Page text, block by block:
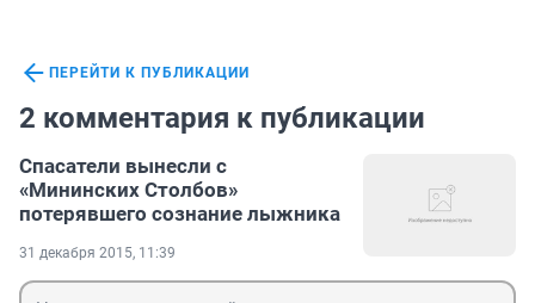
ПЕРЕЙТИ К ПУБЛИКАЦИИ
2 комментария к публикации
Спасатели вынесли с
«Мининских Столбов»
потерявшего сознание лыжника
31 декабря 2015, 11:39